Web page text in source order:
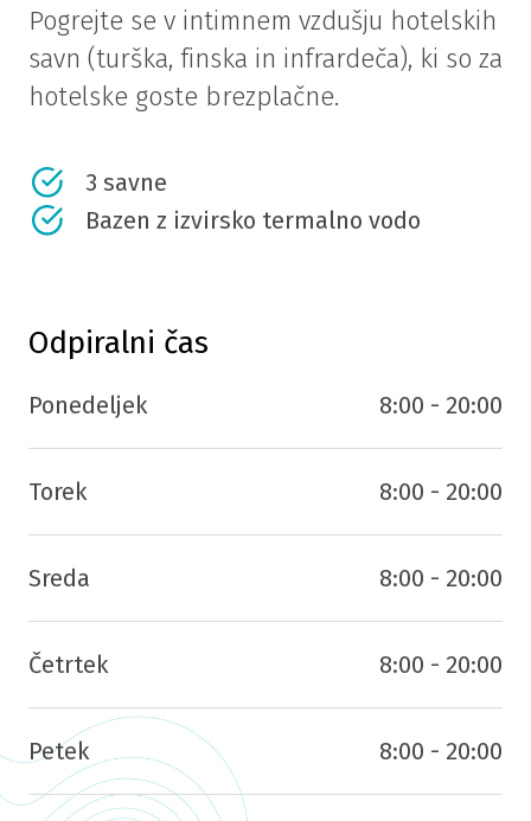
Pogrejte se v intimnem vzdušju hotelskih
savn (turška, finska in infrardeča), ki so za
hotelske goste brezplačne.
3 savne
Bazen z izvirsko termalno vodo
Odpiralni čas
Ponedeljek 8:00 - 20:00
Torek 8:00 - 20:00
Sreda 8:00 - 20:00
Četrtek 8:00 - 20:00
Petek 8:00 - 20:00